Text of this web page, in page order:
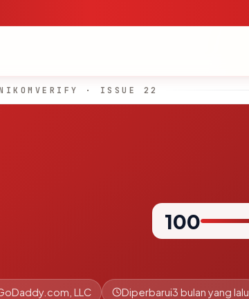
· ISSUE 22
100
LLC Diperbarui3 bulan yang lalu